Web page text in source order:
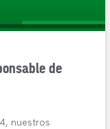
de
nuestros